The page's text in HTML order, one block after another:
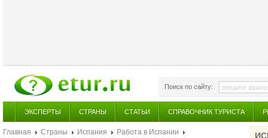
Поиск по сайту:
ЭКСПЕРТЫ СТРАНЫ СТАТЬИ СПРАВОЧНИК ТУРИСТА
Главная Страны Испания Работа в Испании